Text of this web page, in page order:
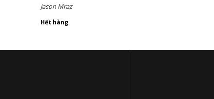
Jason Mraz
Hết hàng